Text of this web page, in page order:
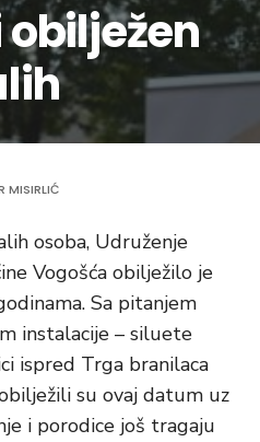
obilježen
MISIRLIĆ
osoba, Udruženje
Vogošća obilježilo je
Sa pitanjem
instalacije – siluete
ispred Trga branilaca
su ovaj datum uz
i porodice još tragaju